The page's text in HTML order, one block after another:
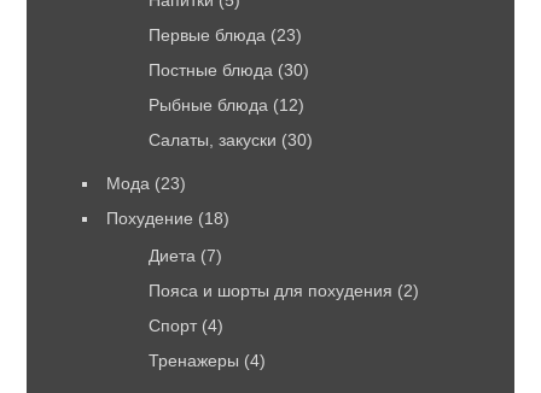
Первые блюда (23)
Постные блюда (30)
Рыбные блюда (12)
Салаты, закуски (30)
Мода (23)
Похудение (18)
Диета (7)
Пояса и шорты для похудения (2)
Спорт(4)
Тренажеры (4)